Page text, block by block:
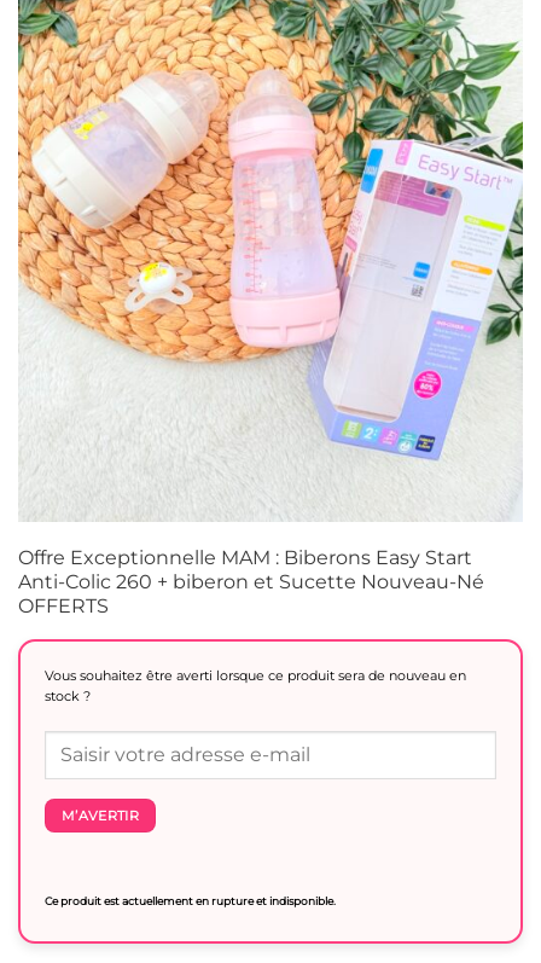
Offre Exceptionnelle MAM : Biberons Easy Start
Anti-Colic 260 + biberon et Sucette Nouveau-Né
OFFERTS
Vous souhaitez être averti lorsque ce produit sera de nouveau en
stock ?
M’AVERTIR
Ce produit est actuellement en rupture et indisponible.